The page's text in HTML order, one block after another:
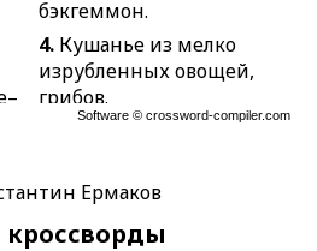
бэкгеммон.
4. Кушанье из мелко
изрубленных овощей,
грибов.
торопливость.
8.Деформированное
Software ©crossword-compiler.com
Ермаков